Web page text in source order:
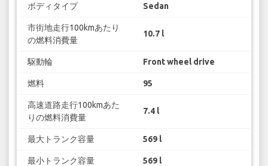
ボディタイプ Sedan
市街地走行100kmあたり
の燃料消費量
10.7 l
駆動輪 Front wheel drive
燃料 95
高速道路走行100kmあた
りの燃料消費量
7.4 l
最大トランク容量 569 l
最小トランク容量 569 l